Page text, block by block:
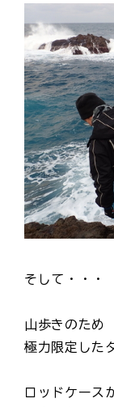
そして・・・
山歩きのため
極力限定した
ロッドケース